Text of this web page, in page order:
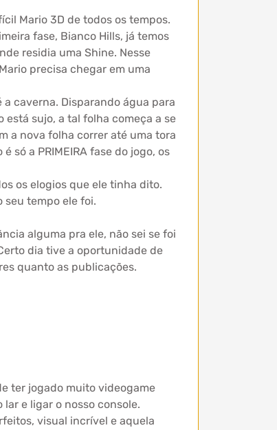
Mario 3D de todos os tempos.
fase, Bianco Hills, já temos
residia uma Shine. Nesse
precisa chegar em uma
caverna. Disparando água para
sujo, a tal folha começa a se
a nova folha correr até uma tora
só a PRIMEIRA fase do jogo, os
os elogios que ele tinha dito.
seu tempo ele foi.
alguma pra ele, não sei se foi
dia tive a oportunidade de
quanto as publicações.
ter jogado muito videogame
e ligar o nosso console.
visual incrível e aquela